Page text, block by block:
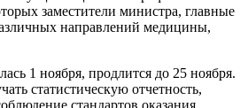
заместители министра, главные
направлений медицины,
1 ноября, продлится до 25 ноября.
статистическую отчетность,
стандартов оказания